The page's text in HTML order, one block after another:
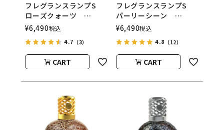
フレグランスランプS
ローズクォーツ
ASHLEIGH&BURWOOD
（アシュレイアンドバー
ウッド）
¥6,490税込
4.7 （3）
CART
フレグランスランプS
パーリーシーン
ASHLEIGH&BURWOOD
（アシュレイアンドバー
ウッド）
¥6,490税込
4.8 （12）
CART